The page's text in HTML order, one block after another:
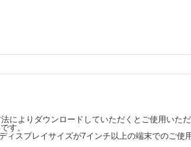
びロイシン経口負荷試験とタンパク質経口負荷試
よりダウンロードしていただくとご使用いただ
す。
スプレイサイズが7インチ以上の端末でのご使